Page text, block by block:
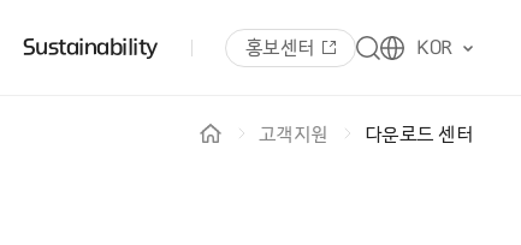
Sustainability 홍보센터 KOR
고객지원 다운로드 센터